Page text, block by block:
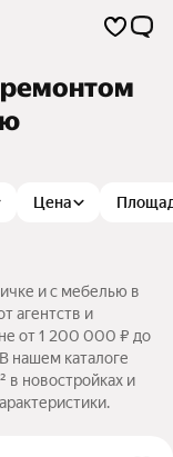
Цена
и с мебелью в
агентств и
от 1 200 000 ₽ до
нашем каталоге
в новостройках и